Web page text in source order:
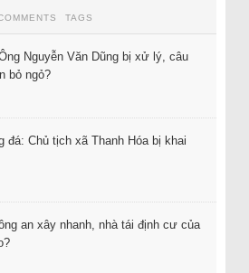
TAGS
Nguyễn Văn Dũng bị xử lý, câu
bỏ ngỏ?
đá: Chủ tịch xã Thanh Hóa bị khai
an xây nhanh, nhà tái định cư của